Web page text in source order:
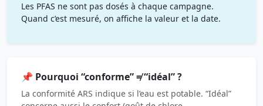
Les PFAS ne sont pas dosés à chaque campagne.
Quand c’est mesuré, on affiche la valeur et la date.
📌 Pourquoi “conforme” ≠ “idéal” ?
La conformité ARS indique si l’eau est potable. “Idéal”